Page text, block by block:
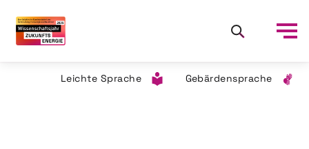
Leichte Sprache Gebärdensprache